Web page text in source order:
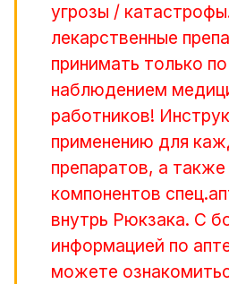
угрозы /
лекарственные
принимать только
наблюдением
работников!
применению для
препаратов, а
компонентов
внутрь Рюкзака. С
информацией по
можете